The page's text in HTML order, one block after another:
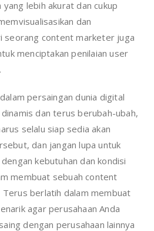
lebih akurat dan cukup
dan
seorang content marketer juga
menciptakan penilaian user
persaingan dunia digital
dan terus berubah-ubah,
selalu siap sedia akan
dan jangan lupa untuk
kebutuhan dan kondisi
membuat sebuah content
berlatih dalam membuat
agar perusahaan Anda
dengan perusahaan lainnya